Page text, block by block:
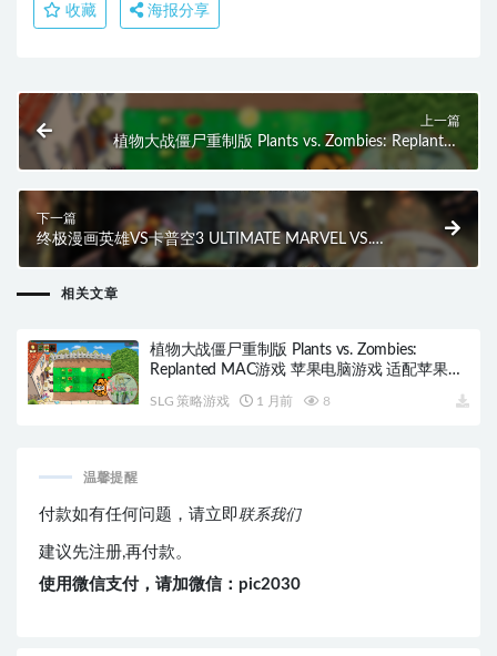
收藏 海报分享
上一篇
植物大战僵尸重制版 Plants vs. Zombies: Replanted
MAC游戏 苹果电脑游戏 适配苹果OS系统macOS
下一篇
终极漫画英雄VS卡普空3 ULTIMATE MARVEL VS.
CAPCOM 3 MAC游戏 苹果电脑游戏 适配苹果OS系统
相关文章
植物大战僵尸重制版 Plants vs. Zombies:
Replanted MAC游戏 苹果电脑游戏 适配苹果OS
SLG 策略游戏 1 月前 8
温馨提醒
付款如有任何问题，请立即联系我们
建议先注册,再付款。
使用微信支付，请加微信：pic2030